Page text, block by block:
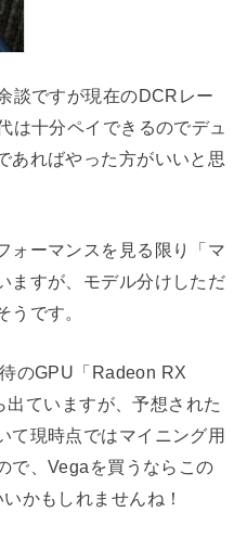
談ですが現在のDCRレー
は十分ペイできるのでデュ
あればやった方がいいと思
ォーマンスを見る限り「マ
ますが、モデル分けしただ
うです。
のGPU「Radeon RX
ていますが、予想された
て現時点ではマイニング用
で、Vegaを買うならこの
かもしれませんね！